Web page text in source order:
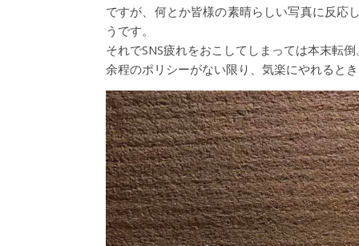
ですが、何とか皆様の素晴らしい写真に反応
うです。
それでSNS疲れをおこしてしまっては本末転倒
余程のポリシーがない限り、気楽にやれると